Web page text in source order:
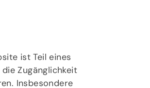
ist Teil eines
Zugänglichkeit
Insbesondere